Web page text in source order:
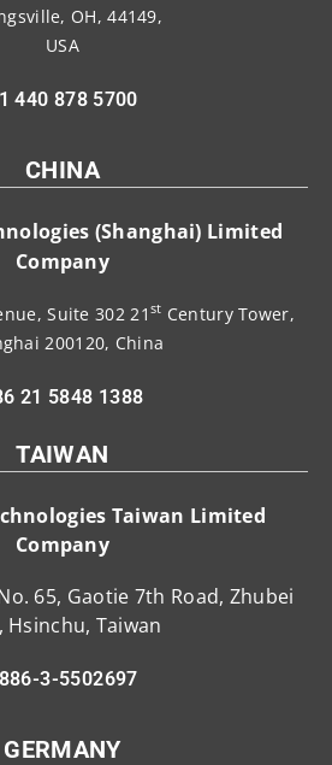
OH, 44149,
USA
440 878 5700
CHINA
(Shanghai) Limited
Company
Suite 302 21 st Century Tower,
200120, China
21 5848 1388
TAIWAN
Taiwan Limited
Company
65, Gaotie 7th Road, Zhubei
Hsinchu, Taiwan
3-5502697
GERMANY